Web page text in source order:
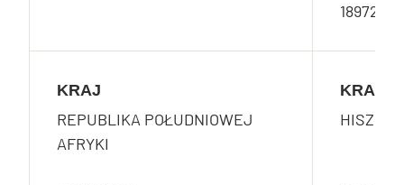
189721
KRAJ
REPUBLIKA POŁUDNIOWEJ
AFRYKI
KRAJ